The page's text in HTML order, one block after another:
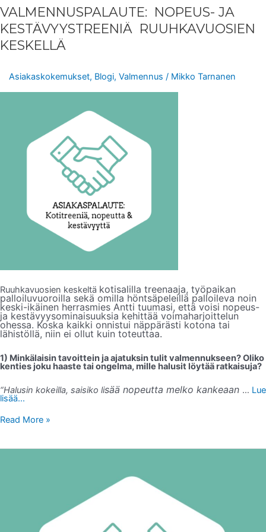
VALMENNUSPALAUTE: NOPEUS- JA
KESTÄVYYSTREENIÄ RUUHKAVUOSIEN
KESKELLÄ
Asiakaskokemukset, Blogi, Valmennus / Mikko Tarnanen
Ruuhkavuosien keskeltä kotisalilla treenaaja, työpaikan
palloiluvuoroilla sekä omilla höntsäpeleillä palloileva noin
keski-ikäinen herrasmies Antti tuumasi, että voisi nopeus-
ja kestävyysominaisuuksia kehittää voimaharjoittelun
ohessa. Koska kaikki onnistui näppärästi kotona tai
lähistöllä, niin ei ollut kuin toteuttaa.
1) Minkälaisin tavoittein ja ajatuksin tulit valmennukseen? Oliko
kenties joku haaste tai ongelma, mille halusit löytää ratkaisuja?
“Halusin kokeilla, saisiko lisää nopeutta melko kankeaan … Lue
lisää...
Read More »
VALMENNUSPALAUTE: